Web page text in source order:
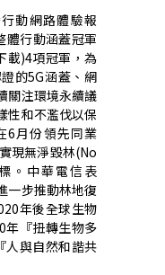
行動網路體驗報
體行動涵蓋冠軍
載)4項冠軍，為
的5G涵蓋、網
關注環境永續議
性和不濫伐以保
6月份領先同業
現無淨毀林(No
。中華電信表
一步推動林地復
年後全球生物
年『扭轉生物多
人與自然和諧共